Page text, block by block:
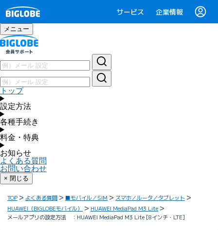
サービス 企業情報
メニュー
トップ
設定方法
各種手続き
料金・特典
お知らせ
よくある質問
お問い合わせ
× 閉じる
TOP よくある質問 ■モバイル／SIM
スマホ／ルータ／タブレット
HUAWEI（BIGLOBEモバイル）
HUAWEI MediaPad M3 Lite
メールアプリの設定方法 ：HUAWEI MediaPad M3 Lite [8インチ・LTE]